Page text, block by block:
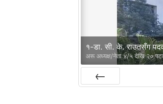
१-डा. सी. के. राउतसँग
अरू अध्यक्ष/नेता ४/५ देखि २०